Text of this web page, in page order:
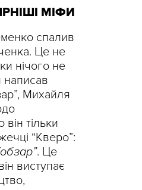
МІФИ
спалив
Це не
нічого не
Михайля
тільки
“Кверо”:
. Це
виступає